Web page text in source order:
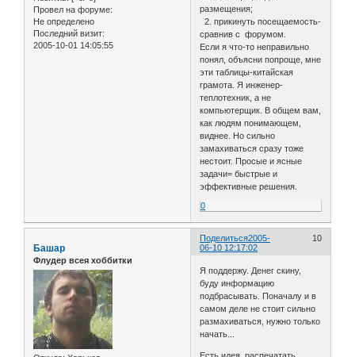
Провел на форуме:
Не определено
Последний визит:
2005-10-01 14:05:55
размещения;
2. прикинуть посещаемость-
сравнив с форумом.
Если я что-то неправильно
понял, объясни попроще, мне
эти таблицы-китайская
грамота. Я инженер-
теплотехник, а не
компьютерщик. В общем вам,
как людям понимающем,
виднее. Но сильно
замахиваться сразу тоже
нестоит. Просые и ясные
задачи= быстрые и
эффективные решения.
0
Поделиться 10
2005-
06-10 12:17:02
Башар
Флудер всея хоббитки
Я поддержу. Денег скину,
буду информацию
подбрасывать. Поначалу и в
самом деле не стоит сильно
размахиваться, нужно только
начать...